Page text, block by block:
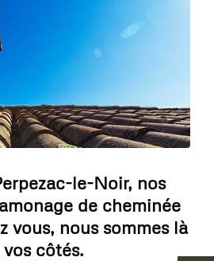
le-Noir, nos
de cheminée
vous, nous sommes là
vos côtés.